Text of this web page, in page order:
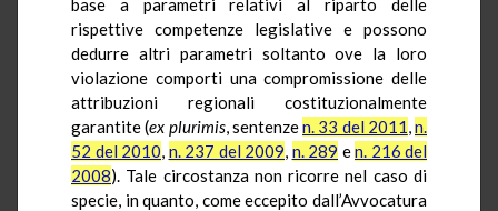
base a parametri relativi al riparto delle
rispettive competenze legislative e possono
dedurre altri parametri soltanto ove la loro
violazione comporti una compromissione delle
attribuzioni regionali costituzionalmente
garantite (ex plurimis, sentenzen. 33 del 2011,n.
52 del 2010, n. 237 del 2009, n. 289 en. 216 del
2008). Tale circostanza non ricorre nel caso di
specie, in quanto, come eccepito dall’Avvocatura